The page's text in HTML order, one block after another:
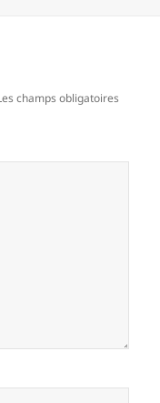
champs obligatoires